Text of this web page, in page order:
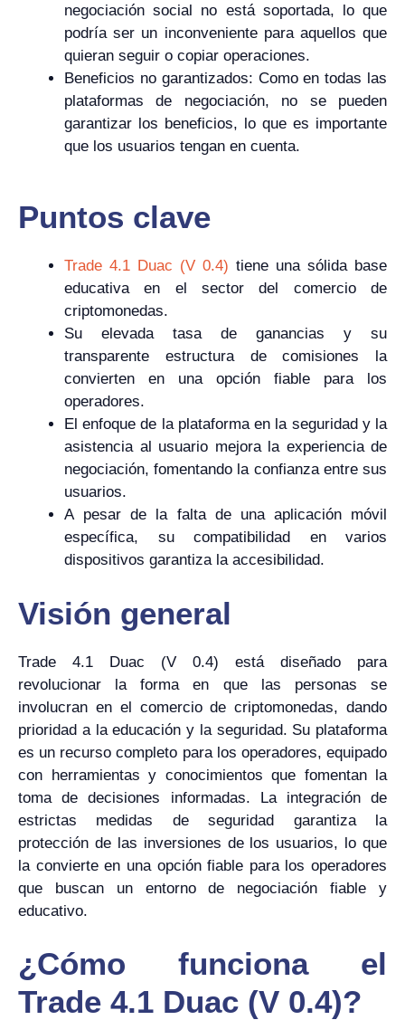
negociación social no está soportada, lo que
podría ser un inconveniente para aquellos que
quieran seguir o copiar operaciones.
Beneficios no garantizados: Como en todas las
plataformas de negociación, no se pueden
garantizar los beneficios, lo que es importante
que los usuarios tengan en cuenta.
Puntos clave
Trade 4.1 Duac (V 0.4) tiene una sólida base
educativa en el sector del comercio de
criptomonedas.
Su elevada tasa de ganancias y su
transparente estructura de comisiones la
convierten en una opción fiable para los
operadores.
El enfoque de la plataforma en la seguridad y la
asistencia al usuario mejora la experiencia de
negociación, fomentando la confianza entre sus
usuarios.
A pesar de la falta de una aplicación móvil
específica, su compatibilidad en varios
dispositivos garantiza la accesibilidad.
Visión general
Trade 4.1 Duac (V 0.4) está diseñado para
revolucionar la forma en que las personas se
involucran en el comercio de criptomonedas, dando
prioridad a la educación y la seguridad. Su plataforma
es un recurso completo para los operadores, equipado
con herramientas y conocimientos que fomentan la
toma de decisiones informadas. La integración de
estrictas medidas de seguridad garantiza la
protección de las inversiones de los usuarios, lo que
la convierte en una opción fiable para los operadores
que buscan un entorno de negociación fiable y
educativo.
¿Cómo funciona el
Trade 4.1 Duac (V 0.4)?